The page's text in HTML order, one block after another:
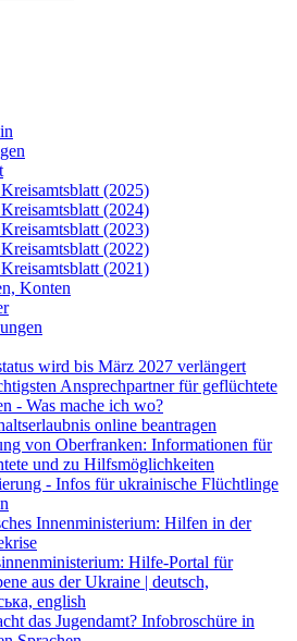
(2025)
(2024)
(2023)
(2022)
(2021)
Konten
wird bis März 2027 verlängert
Ansprechpartner für geflüchtete
- Was mache ich wo?
online beantragen
von Oberfranken: Informationen für
und zu Hilfsmöglichkeiten
- Infos für ukrainische Flüchtlinge
Innenministerium: Hilfen in der
Hilfe-Portal für
aus der Ukraine | deutsch,
english
das Jugendamt? Infobroschüre in